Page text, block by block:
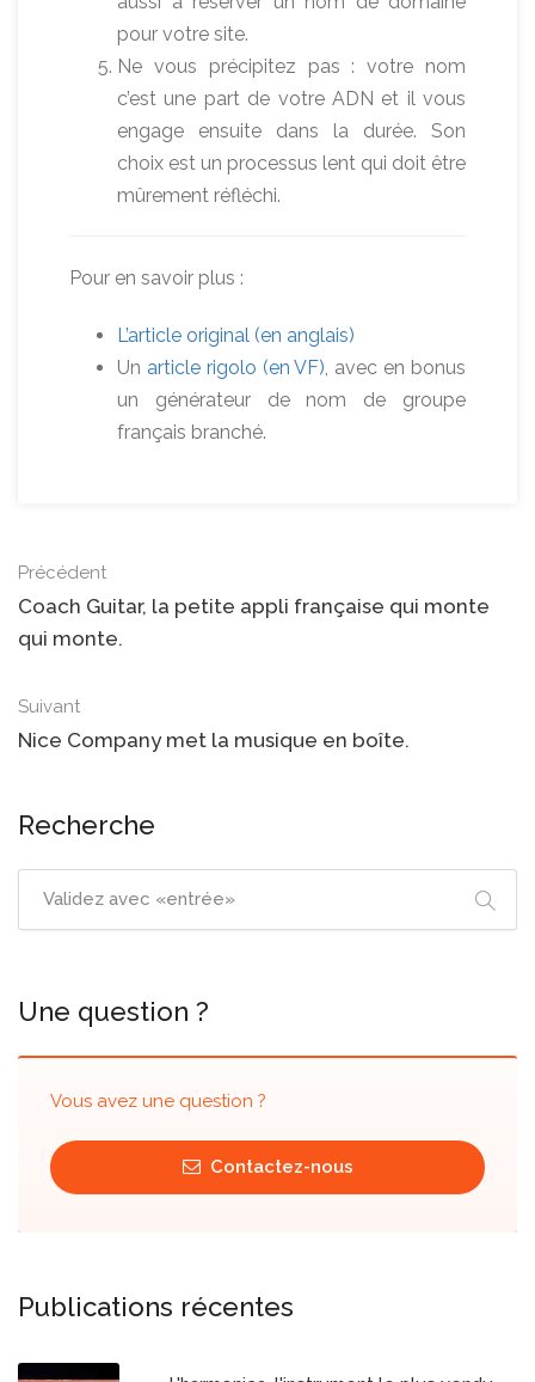
pour votre site.
Ne vous précipitez pas : votre nom
c’est une part de votre ADN et il vous
engage ensuite dans la durée. Son
choix est un processus lent qui doit être
mûrement réfléchi.
Pour en savoir plus :
L’article original (en anglais)
Un article rigolo (en VF), avec en bonus
un générateur de nom de groupe
français branché.
Précédent
Coach Guitar, la petite appli française qui monte
qui monte.
Suivant
Nice Company met la musique en boîte.
Recherche
Une question ?
Vous avez une question ?
Contactez-nous
Publications récentes